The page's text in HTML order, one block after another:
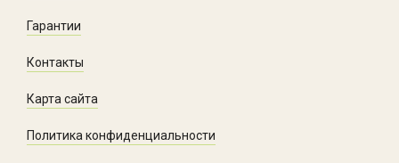
Гарантии
Контакты
Карта сайта
Политика конфиденциальности